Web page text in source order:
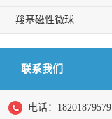
羧基磁性微球
联系我们
电话：18201879579